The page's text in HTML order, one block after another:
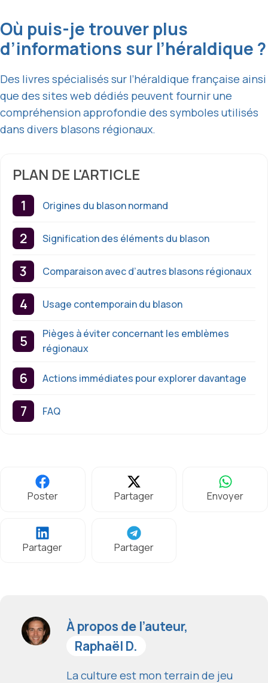
Où puis-je trouver plus
d’informations sur l’héraldique ?
Des livres spécialisés sur l’héraldique française ainsi
que des sites web dédiés peuvent fournir une
compréhension approfondie des symboles utilisés
dans divers blasons régionaux.
PLAN DE L'ARTICLE
Origines du blason normand
Signification des éléments du blason
Comparaison avec d’autres blasons régionaux
Usage contemporain du blason
Pièges à éviter concernant les emblèmes
régionaux
Actions immédiates pour explorer davantage
FAQ
Poster Partager Envoyer
Partager Partager
À propos de l’auteur,
Raphaël D.
La culture est mon terrain de jeu